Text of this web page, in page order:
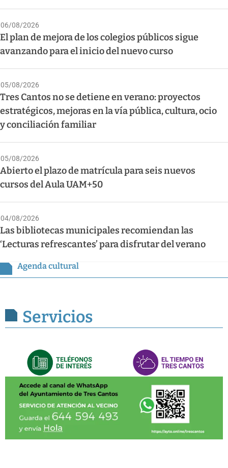
06/08/2026
El plan de mejora de los colegios públicos sigue
avanzando para el inicio del nuevo curso
05/08/2026
Tres Cantos no se detiene en verano: proyectos
estratégicos, mejoras en la vía pública, cultura, ocio
y conciliación familiar
05/08/2026
Abierto el plazo de matrícula para seis nuevos
cursos del Aula UAM+50
04/08/2026
Las bibliotecas municipales recomiendan las
‘Lecturas refrescantes’ para disfrutar del verano
Agenda cultural
Servicios